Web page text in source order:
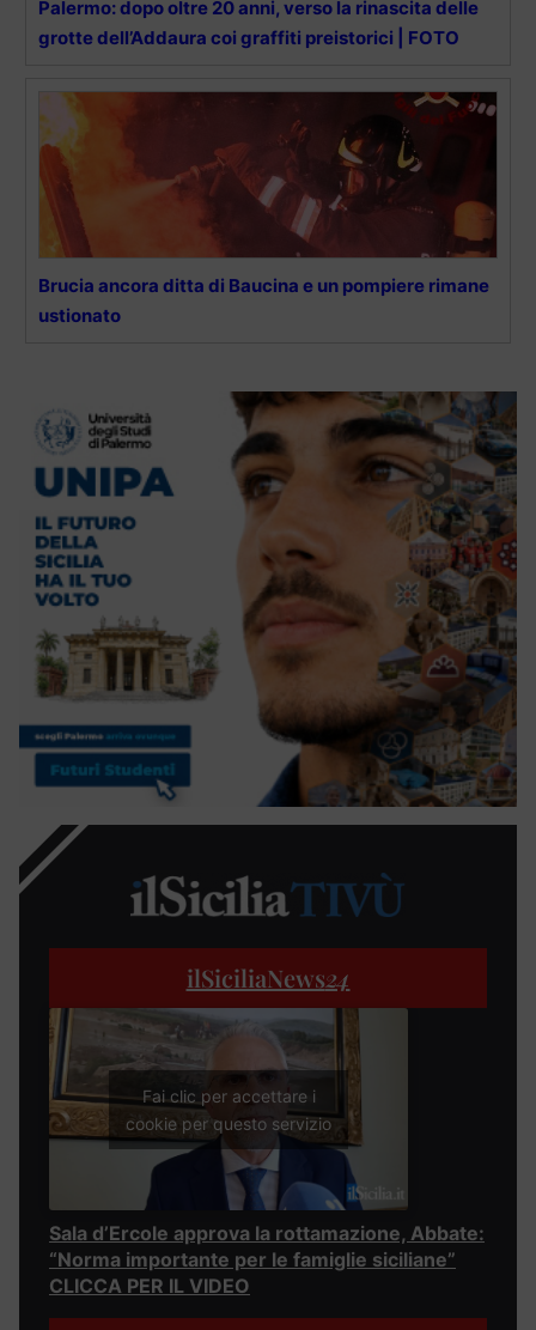
Palermo: dopo oltre 20 anni, verso la rinascita delle
grotte dell’Addaura coi graffiti preistorici | FOTO
Brucia ancora ditta di Baucina e un pompiere rimane
ustionato
ilSiciliaNews24
Fai clic per accettare i
cookie per questo servizio
Sala d’Ercole approva la rottamazione, Abbate:
“Norma importante per le famiglie siciliane”
CLICCA PER IL VIDEO